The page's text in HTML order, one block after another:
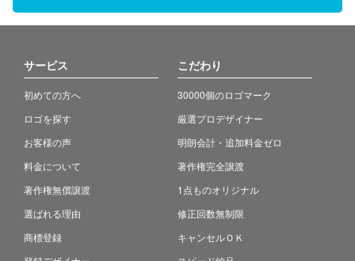
サービス
初めての方へ
ロゴを探す
お客様の声
料金について
著作権無償譲渡
選ばれる理由
商標登録
こだわり
30000個のロゴマーク
厳選プロデザイナー
明朗会計・追加料金ゼロ
著作権完全譲渡
1点ものオリジナル
修正回数無制限
キャンセルＯＫ